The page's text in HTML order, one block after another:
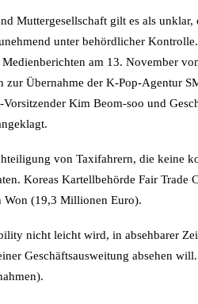
Muttergesellschaft gilt es als
unter behördlicher
am 13. November
Übernahme der K-Pop-Agentur
Kim Beom-soo und
von Taxifahrern, die keine
Koreas Kartellbehörde Fair Trade
Won (19,3 Millionen Euro).
nicht leicht wird, in absehbarer
Geschäftsausweitung absehen